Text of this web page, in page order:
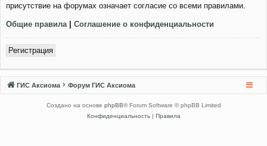
присутствие на форумах означает согласие со всеми правилами.
Общие правила | Соглашение о конфиденциальности
Регистрация
ГИС Аксиома Форум ГИС Аксиома
Создано на основе phpBB® Forum Software © phpBB Limited
Конфиденциальность| Правила